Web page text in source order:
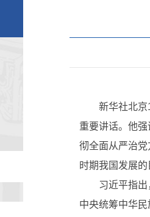
新华社北
重要讲话。他
彻全面从严治
时期我国发展
习近平指
中央统筹中华